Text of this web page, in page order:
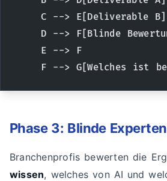
    C --> E[Deliverable B]
D --> F[Blinde
    E --> F
F --> G[Welches ist
Phase 3: Blinde
Branchenprofis bewerten die
wissen, welches von AI und